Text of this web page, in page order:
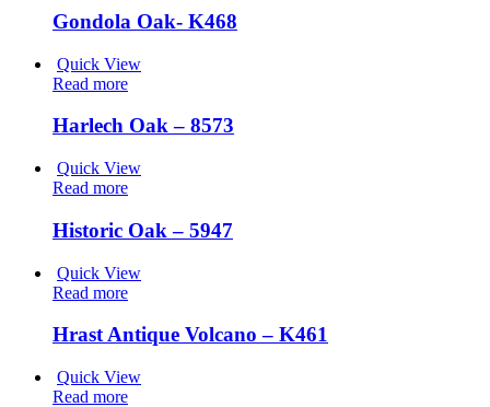
Gondola Oak- K468
Quick View
Read more
Harlech Oak – 8573
Quick View
Read more
Historic Oak – 5947
Quick View
Read more
Hrast Antique Volcano – K461
Quick View
Read more